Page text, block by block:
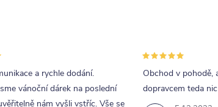
a rychle dodání.
vánoční dárek na poslední
nám vyšli vstříc. Vše se
Obchod v pohodě,
dopravcem teda